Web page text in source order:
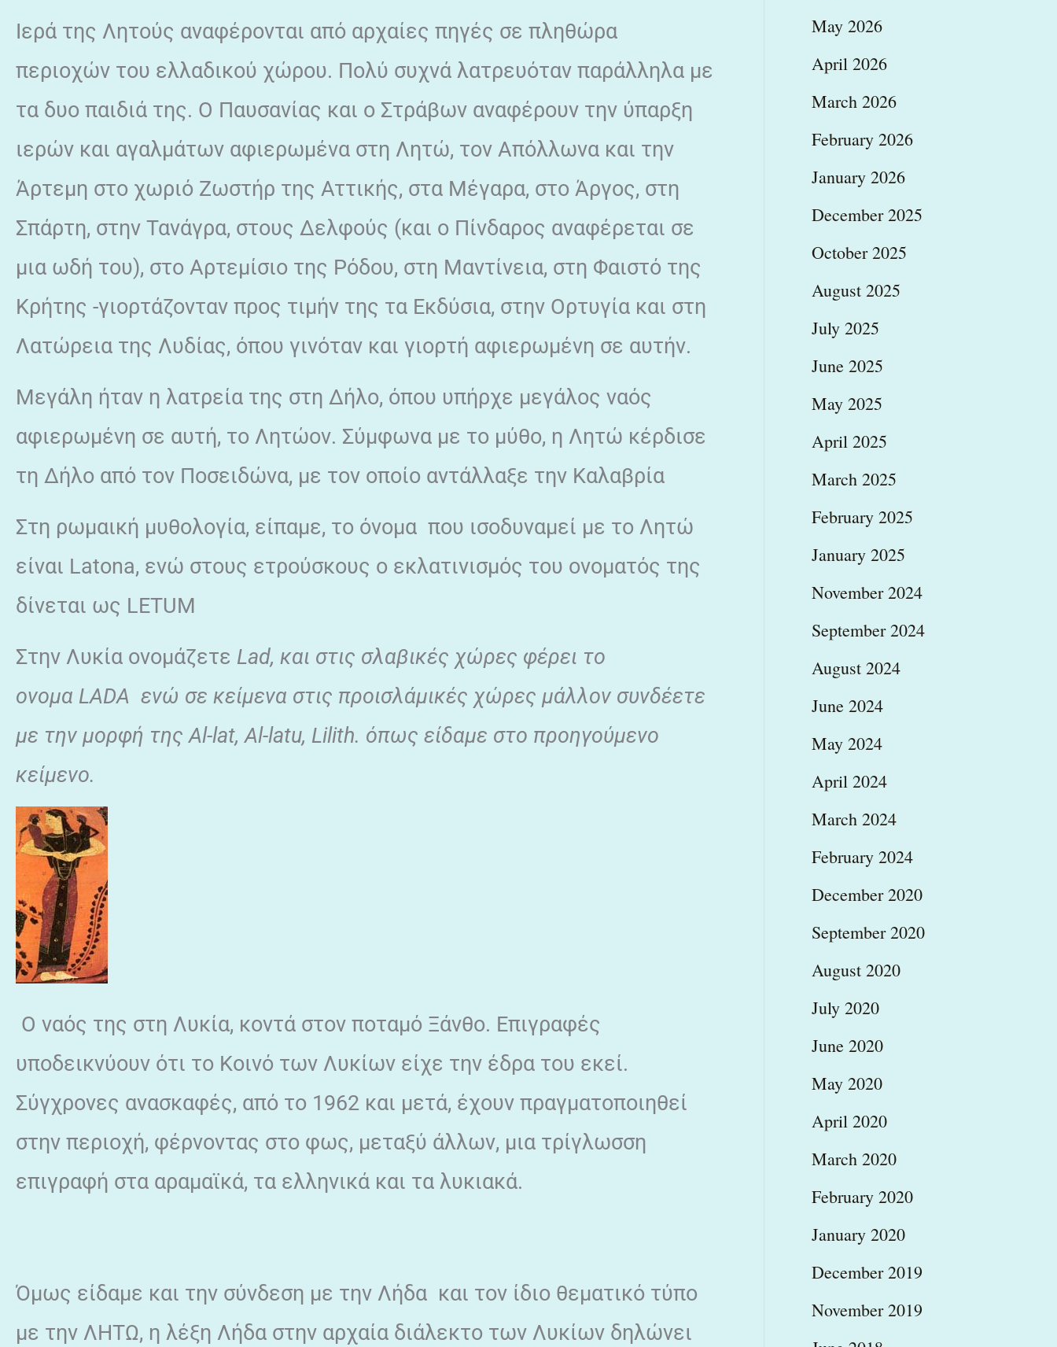
Ιερά της Λητούς αναφέρονται από αρχαίες πηγές σε πληθώρα
περιοχών του ελλαδικού χώρου. Πολύ συχνά λατρευόταν παράλληλα με
τα δυο παιδιά της. Ο Παυσανίας και ο Στράβων αναφέρουν την ύπαρξη
ιερών και αγαλμάτων αφιερωμένα στη Λητώ, τον Απόλλωνα και την
Άρτεμη στο χωριό Ζωστήρ της Αττικής, στα Μέγαρα, στο Άργος, στη
Σπάρτη, στην Τανάγρα, στους Δελφούς (και ο Πίνδαρος αναφέρεται σε
μια ωδή του), στο Αρτεμίσιο της Ρόδου, στη Μαντίνεια, στη Φαιστό της
Κρήτης -γιορτάζονταν προς τιμήν της τα Εκδύσια, στην Ορτυγία και στη
Λατώρεια της Λυδίας, όπου γινόταν και γιορτή αφιερωμένη σε αυτήν.
Μεγάλη ήταν η λατρεία της στη Δήλο, όπου υπήρχε μεγάλος ναός
αφιερωμένη σε αυτή, το Λητώον. Σύμφωνα με το μύθο, η Λητώ κέρδισε
τη Δήλο από τον Ποσειδώνα, με τον οποίο αντάλλαξε την Καλαβρία
Στη ρωμαική μυθολογία, είπαμε, το όνομα που ισοδυναμεί με το Λητώ
είναι Latona, ενώ στους ετρούσκους ο εκλατινισμός του ονοματός της
δίνεται ως LETUM
Στην Λυκία ονομάζετε Lad, και στις σλαβικές χώρες φέρει το
ονομα LADA ενώ σε κείμενα στις προισλάμικές χώρες μάλλον συνδέετε
με την μορφή της Αl-lat, Al-latu, Lilith. όπως είδαμε στο προηγούμενο
κείμενο.
Ο ναός της στη Λυκία, κοντά στον ποταμό Ξάνθο. Επιγραφές
υποδεικνύουν ότι το Κοινό των Λυκίων είχε την έδρα του εκεί.
Σύγχρονες ανασκαφές, από το 1962 και μετά, έχουν πραγματοποιηθεί
στην περιοχή, φέρνοντας στο φως, μεταξύ άλλων, μια τρίγλωσση
επιγραφή στα αραμαϊκά, τα ελληνικά και τα λυκιακά.
Όμως είδαμε και την σύνδεση με την Λήδα και τον ίδιο θεματικό τύπο
με την ΛΗΤΩ, η λέξη Λήδα στην αρχαία διάλεκτο των Λυκίων δηλώνει
May 2026
April 2026
March 2026
February 2026
January 2026
December 2025
October 2025
August 2025
July 2025
June 2025
May 2025
April 2025
March 2025
February 2025
January 2025
November 2024
September 2024
August 2024
June 2024
May 2024
April 2024
March 2024
February 2024
December 2020
September 2020
August 2020
July 2020
June 2020
May 2020
April 2020
March 2020
February 2020
January 2020
December 2019
November 2019